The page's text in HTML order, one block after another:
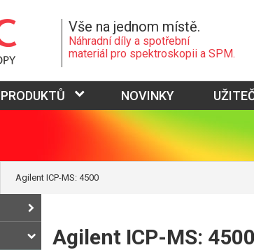
Vše na jednom místě.
Náhradní díly a spotřební
materiál pro spektroskopii a SPM.
NOVINKY
Agilent ICP-MS: 4500
Agilent ICP-MS: 4500